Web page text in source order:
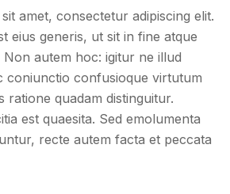
amet, consectetur adipiscing elit.
eius generis, ut sit in fine atque
autem hoc: igitur ne illud
coniunctio confusioque virtutum
ratione quadam distinguitur.
est quaesita. Sed emolumenta
recte autem facta et peccata